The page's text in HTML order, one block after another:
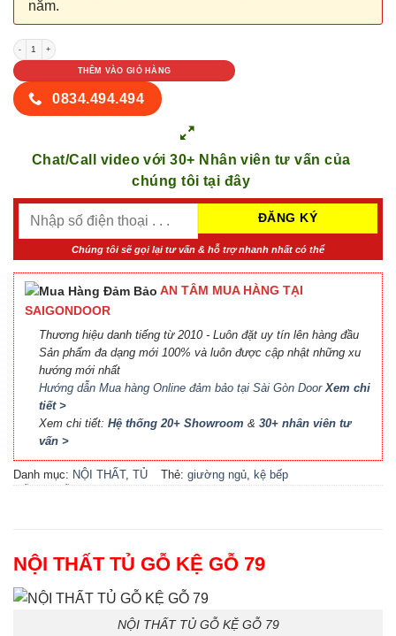
năm.
NỘI THẤT TỦ GỖ KỆ GỖ 79 số lượng
THÊM VÀO GIỎ HÀNG
0834.494.494
Chat/Call video với 30+ Nhân viên tư vấn của
chúng tôi tại đây
Chúng tôi sẽ gọi lại tư vấn & hỗ trợ nhanh nhất có thể
AN TÂM MUA HÀNG TẠI
SAIGONDOOR
Thương hiệu danh tiếng từ 2010 - Luôn đặt uy tín lên hàng đầu
Sản phẩm đa dạng mới 100% và luôn được cập nhật những xu
hướng mới nhất
Hướng dẫn Mua hàng Online đảm bảo tại Sài Gòn DoorXem chi
tiết >
Xem chi tiết: Hệ thống 20+ Showroom & 30+ nhân viên tư
vấn >
Danh mục: NỘI THẤT, TỦ
Thẻ:giường ngủ, kệ bếp
bếp,tủ bếp đẹp ,tủ gỗ
tivi
NỘI THẤT TỦ GỖ KỆ GỖ 79
NỘI THẤT TỦ GỖ KỆ GỖ 79